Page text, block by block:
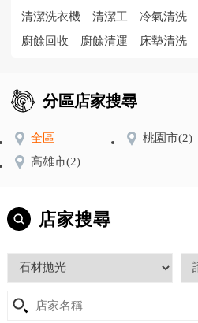
清潔洗衣機
清潔工 冷氣清洗
廚餘回收
廚餘清運 床墊清洗
分區店家搜尋
全區 桃園市(2)
高雄市(2)
店家搜尋